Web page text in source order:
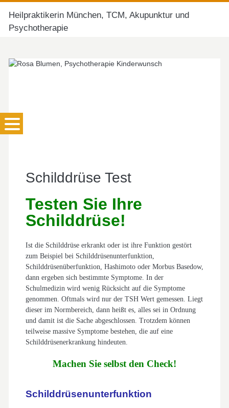
Heilpraktikerin München, TCM, Akupunktur und
Psychotherapie
Schilddrüse Test
Testen Sie Ihre
Schilddrüse!
Ist die Schilddrüse erkrankt oder ist ihre Funktion gestört
zum Beispiel bei Schilddrüsenunterfunktion,
Schilddrüsenüberfunktion, Hashimoto oder Morbus Basedow,
dann ergeben sich bestimmte Symptome. In der
Schulmedizin wird wenig Rücksicht auf die Symptome
genommen. Oftmals wird nur der TSH Wert gemessen. Liegt
dieser im Normbereich, dann heißt es, alles sei in Ordnung
und damit ist die Sache abgeschlossen. Trotzdem können
teilweise massive Symptome bestehen, die auf eine
Schilddrüsenerkrankung hindeuten.
Machen Sie selbst den Check!
Schilddrüsenunterfunktion